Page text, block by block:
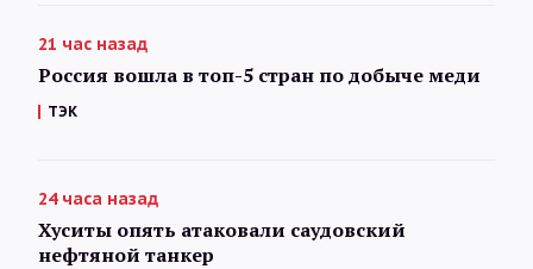
21 час назад
Россия вошла в топ-5 стран по добыче меди
ТЭК
24 часа назад
Хуситы опять атаковали саудовский
нефтяной танкер